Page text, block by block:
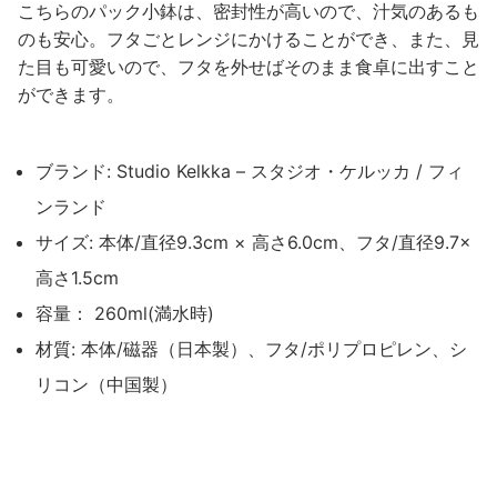
こちらのパック小鉢は、密封性が高いので、汁気のあるも
のも安心。フタごとレンジにかけることができ、また、見
た目も可愛いので、フタを外せばそのまま食卓に出すこと
ができます。
ブランド: Studio Kelkka – スタジオ・ケルッカ / フィ
ンランド
サイズ: 本体/直径9.3cm × 高さ6.0cm、フタ/直径9.7×
高さ1.5cm
容量： 260ml(満水時)
材質: 本体/磁器（日本製）、フタ/ポリプロピレン、シ
リコン（中国製）